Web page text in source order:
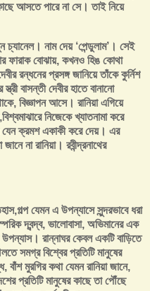
আসতে পারে না সে। তাই নিয়ে
নাম দেয় ‘পেন্ডুলাম’। সেই
ফারাক বোঝায়, কখনও হিঙ কোথা
রন্ধনের প্রসঙ্গ জানিয়ে তাঁকে কুর্নিশ
বাসন্তী দেবীর হাতে বানানো
বিজ্ঞাপন আসে। রানিয়া এগিয়ে
নিজেকে খ্যাতনামা করে
ক্রমশ একাকী করে দেয়। এর
না রানিয়া। রবীন্দ্রনাথের
যেমন এ উপন্যাসে সুন্দরভাবে ধরা
দ্বন্দ্ব, ভালোবাসা, অভিমানের এক
রান্নাঘর কেবল একটি বাড়িতে
সমগ্র বিশ্বের প্রতিটি মানুষের
মুরগির কথা যেমন রানিয়া জানে,
প্রতিটি মানুষের কাছে তা পৌঁছে